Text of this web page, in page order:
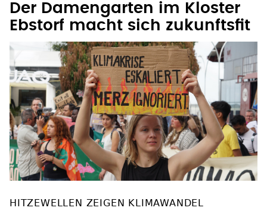
Der Damengarten im Kloster
Ebstorf macht sich zukunftsfit
HITZEWELLEN ZEIGEN KLIMAWANDEL